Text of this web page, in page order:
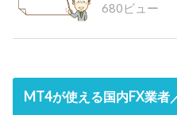
680ビュー
MT4が使える国内FX業者